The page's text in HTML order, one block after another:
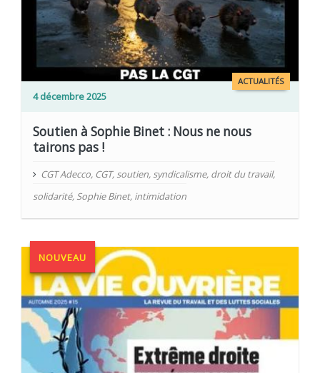
ACTUALITÉS
4 décembre 2025
Soutien à Sophie Binet : Nous ne nous
tairons pas !
CGT Adecco, CGT, soutien, syndicalisme, droit du travail,
solidarité, Sophie Binet, intimidation
NOUVEAU